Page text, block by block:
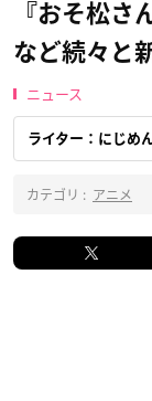
『おそ松さ
など続々と
ニュース
ライター：にじめ
カテゴリ : アニメ